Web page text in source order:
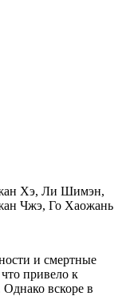
Хэ, Ли Шимэн,
Чжэ, Го Хаожань
и смертные
привело к
вскоре в